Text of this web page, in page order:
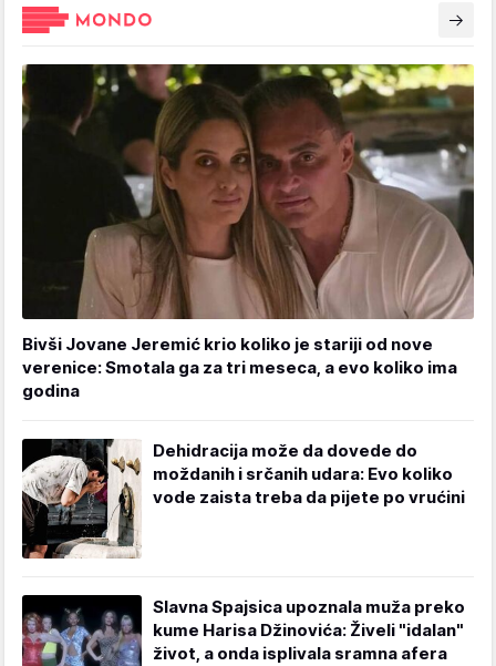
Bivši Jovane Jeremić krio koliko je stariji od nove
verenice: Smotala ga za tri meseca, a evo koliko ima
godina
Dehidracija može da dovede do
moždanih i srčanih udara: Evo koliko
vode zaista treba da pijete po vrućini
Slavna Spajsica upoznala muža preko
kume Harisa Džinovića: Živeli "idalan"
život, a onda isplivala sramna afera